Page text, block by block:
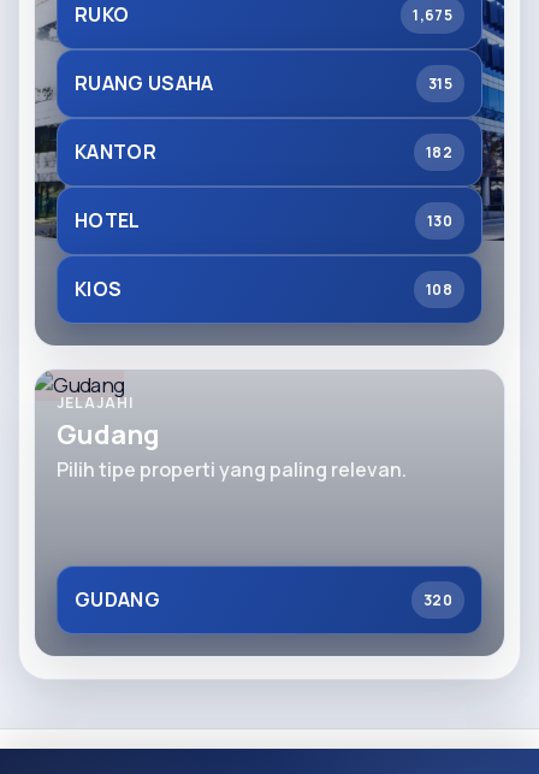
RUKO
1,675
RUANG USAHA 315
KANTOR 182
HOTEL 130
KIOS 108
JELAJAHI
Gudang
Pilih tipe properti yang paling relevan.
GUDANG 320